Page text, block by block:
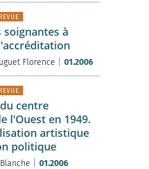
à
Florence 01.2006
centre
l'Ouest en 1949.
artistique
politique
01.2006